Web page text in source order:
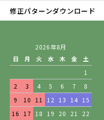
修正パターンダウンロード
2026年8月
日
月 火 水 木 金
土
1
2
3 4 5 6 7
8
9
10 11 12 13 14 15
16
17 18 19 20 21 22